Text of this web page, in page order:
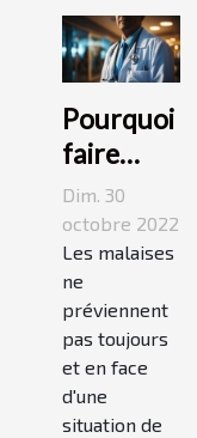
Pourquoi
faire
appel à
une
maison
médicale
de garde
?
Dim. 30
octobre 2022
Les malaises
ne
préviennent
pas toujours
et en face
d'une
situation de